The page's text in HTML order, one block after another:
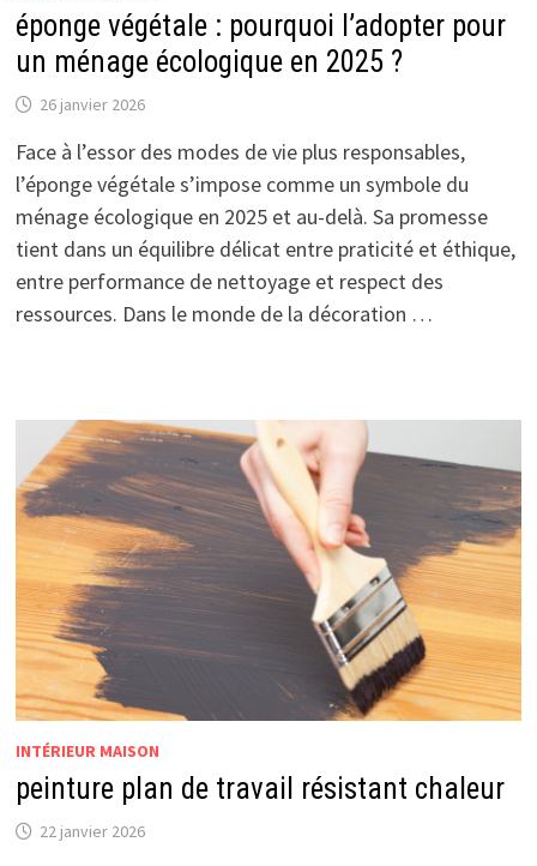
éponge végétale : pourquoi l’adopter pour
un ménage écologique en 2025 ?
26 janvier 2026
Face à l’essor des modes de vie plus responsables,
l’éponge végétale s’impose comme un symbole du
ménage écologique en 2025 et au-delà. Sa promesse
tient dans un équilibre délicat entre praticité et éthique,
entre performance de nettoyage et respect des
ressources. Dans le monde de la décoration …
INTÉRIEUR MAISON
peinture plan de travail résistant chaleur
22 janvier 2026